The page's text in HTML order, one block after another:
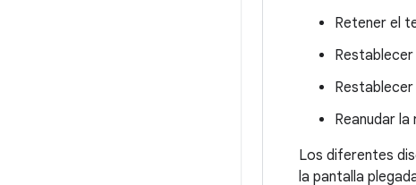
Retener el
Reanudar
Los diferentes
la pantalla